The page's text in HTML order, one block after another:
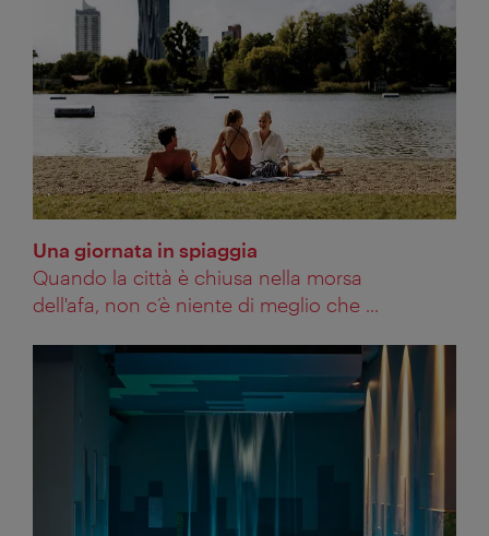
Una giornata in spiaggia
Quando la città è chiusa nella morsa
dell'afa, non c’è niente di meglio che ...